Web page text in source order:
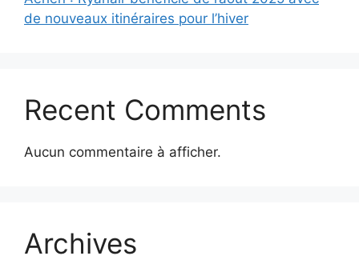
de nouveaux itinéraires pour l’hiver
Recent Comments
Aucun commentaire à afficher.
Archives